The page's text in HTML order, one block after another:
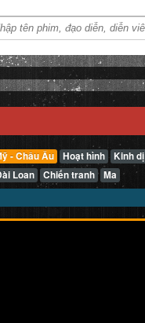
- Châu Âu Hoạt hình Kinh dị
Loan
Chiến tranh Ma